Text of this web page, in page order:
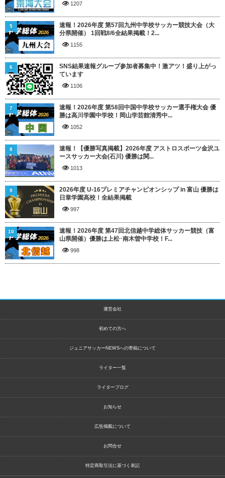
1207
速報！2026年度 第57回九州中学校サッカー競技大会（大
分県開催） 1回戦8/6全結果掲載！2...
1155
5
SNS結果速報グループ参加者募集中！激アツ！盛り上がっ
ています
1106
6
速報！2026年度 第58回中国中学校サッカー選手権大会 優
勝は高川学園中学校！岡山学芸館清秀中...
1052
7
速報！【優勝写真掲載】2026年度 アストロスポーツ金沢ユ
ースサッカー大会(石川) 優勝は関...
1013
8
2026年度 U-16プレミアチャンピオンシップ in 富山 優勝は
日章学園高校！全結果掲載
997
9
速報！2026年度 第47回北信越中学総体サッカー競技（富
山県開催）優勝は上松･南木曽中学校！F...
998
10
運営会社
初めての方へ
ジュニアサッカーNEWSへの寄稿について
ライター一覧
ライターブログ
お知らせ
広告掲載について
お問合せ
特定商取引法に基づく表記